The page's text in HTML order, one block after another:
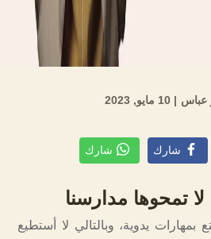
عباس | 10 مايو, 2023
شارك شارك
لا تمحوها مدارسنا
بمهارات يدوية، وبالتالي لا أستطيع